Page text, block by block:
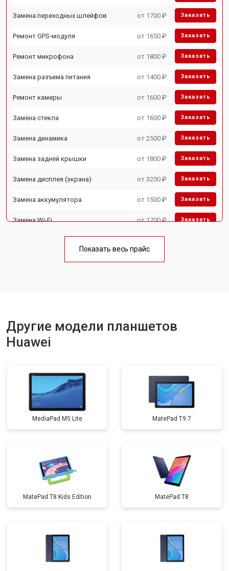
Замена переходных шлейфов от 1700 ₽ Заказать
Ремонт GPS-модуля от 1650 ₽ Заказать
Ремонт микрофона от 1800 ₽ Заказать
Замена разъема питания от 1400 ₽ Заказать
Ремонт камеры от 1600 ₽ Заказать
Замена стекла от 1600 ₽ Заказать
Замена динамика от 2500 ₽ Заказать
Замена задней крышки от 1800 ₽ Заказать
Замена дисплея (экрана) от 3200 ₽ Заказать
Замена аккумулятора от 1500 ₽ Заказать
Замена Wi-Fi от 1700 ₽ Заказать
от 1750 ₽
Показать весь прайс
Другие модели планшетов
Huawei
MediaPad M5 Lite MatePad T9.7
MatePad T8 Kids Edition MatePad T8